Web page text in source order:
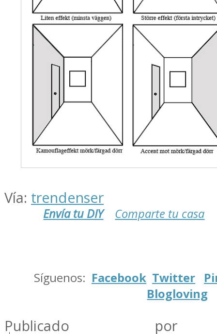
Vía: trendenser
Envía tu DIY Comparte tu casa
Síguenos: Facebook Twitter
Blogloving
Publicado por